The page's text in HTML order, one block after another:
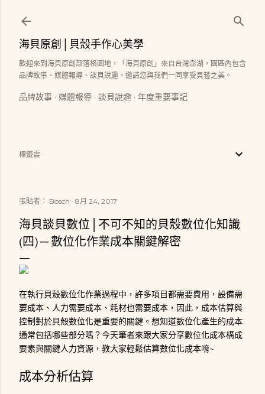
海貝原創│貝殼手作心美學
歡迎來到海貝原創部落格園地，「海貝原創」來自台灣澎湖，園區內包含
品牌故事、媒體報導、談貝說趣，邀請您與我們一同享受貝藝之美。
品牌故事 媒體報導 談貝說趣 年度重要事記
標籤雲
張貼者： Bosch 8月 24, 2017
海貝談貝數位│不可不知的貝殼數位化知識
(四) ─ 數位化作業成本關鍵解密
在執行貝殼數位化作業過程中，許多項目都需要費用，設備需
要成本、人力需要成本、耗材也需要成本，因此，成本估算與
控制對於貝殼數位化是重要的關鍵。想知道數位化產生的成本
通常包括哪些部分嗎？今天筆者來跟大家分享數位化成本構成
要素與關鍵人力資源，教大家輕鬆估算數位化成本唷~
成本分析估算